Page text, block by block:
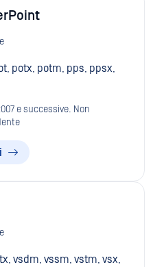
, potx, potm, pps, ppsx,
e successive. Non
, vsdm, vssm, vstm, vsx,